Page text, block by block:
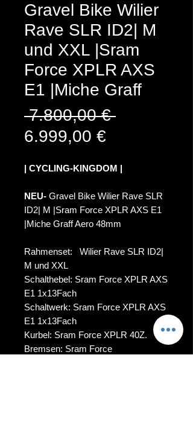
Gravel Bike Wilier
Rave SLR ID2| M
und XXL |Sram
Force XPLR AXS
E1 |Miche Graff
7.800,00 €
6.999,00 €
| CYCLING-KINGDOM |
NEU- Gravel Bike Wilier Rave SLR
ID2| M |Sram Force XPLR AXS E1
|Miche Graff Aero 48mm
Rahmenset: Wilier Rave SLR ID2|
M und XXL
Schalthebel: Sram Force XPLR AXS
E1 1x13Fach
Schaltwerk: Sram Force XPLR AXS
E1 1x13Fach
Kurbel: Sram Force XPLR 40Z.
Bremsen: Sram Force